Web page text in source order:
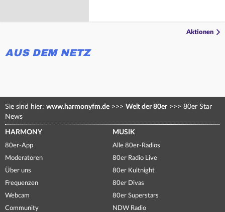
Aktionen
AUS DEM NETZ
Sie sind hier: www.harmonyfm.de >>> Welt der 80er >>> 80er Star
News
HARMONY
80er-App
Moderatoren
Über uns
Frequenzen
Webcam
Community
MUSIK
Alle 80er-Radios
80er Radio Live
80er Kultnight
80er Divas
80er Superstars
NDW Radio